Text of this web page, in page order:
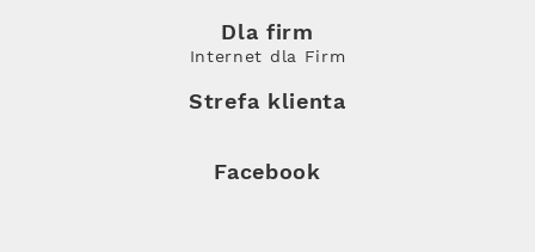
Dla firm
Internet dla Firm
Strefa klienta
Facebook